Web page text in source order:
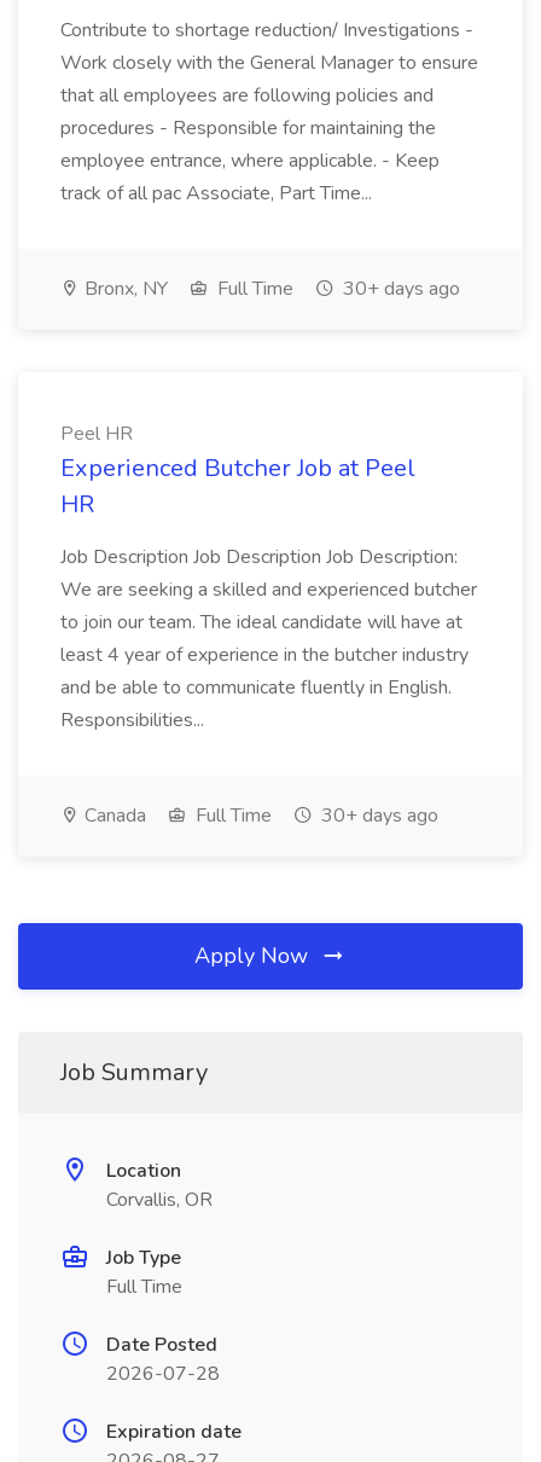
Contribute to shortage reduction/ Investigations -
Work closely with the General Manager to ensure
that all employees are following policies and
procedures - Responsible for maintaining the
employee entrance, where applicable. - Keep
track of all pac Associate, Part Time...
Bronx, NY Full Time 30+ days ago
Peel HR
Experienced Butcher Job at Peel
HR
Job Description Job Description Job Description:
We are seeking a skilled and experienced butcher
to join our team. The ideal candidate will have at
least 4 year of experience in the butcher industry
and be able to communicate fluently in English.
Responsibilities...
Canada Full Time 30+ days ago
Apply Now
Job Summary
Location
Corvallis, OR
Job Type
Full Time
Date Posted
2026-07-28
Expiration date